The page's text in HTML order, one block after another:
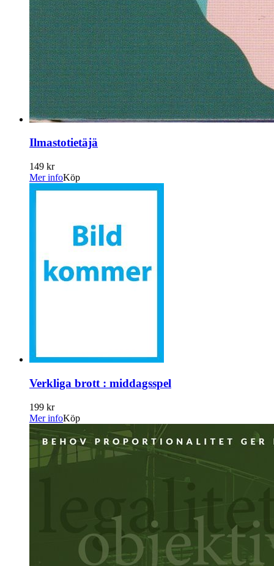
Ilmastotietäjä
149 kr
Mer infoKöp
Verkliga brott : middagsspel
199 kr
Mer infoKöp